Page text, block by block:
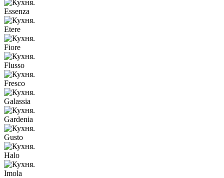
Essenza
Etere
Fiore
Flusso
Fresco
Galassia
Gardenia
Gusto
Halo
Imola